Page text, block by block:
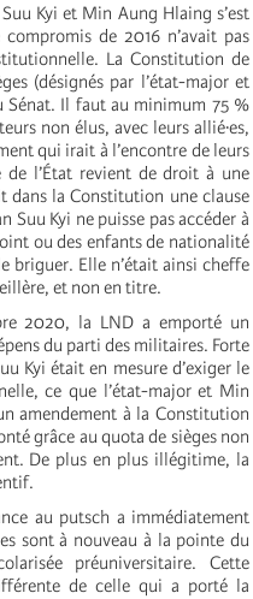
Kyi et Min Aung Hlaing s’est
de 2016 n’avait pas
La Constitution de
(désignés par l’état-major et
Sénat. Il faut au minimum 75 %
non élus, avec leurs allié·es,
qui irait à l’encontre de leurs
de l’État revient de droit à une
la Constitution une clause
Suu Kyi ne puisse pas accéder à
ou des enfants de nationalité
briguer. Elle n’était ainsi cheffe
et non en titre.
2020, la LND a emporté un
du parti des militaires. Forte
Kyi était en mesure d’exiger le
ce que l’état-major et Min
amendement à la Constitution
grâce au quota de sièges non
De plus en plus illégitime, la
au putsch a immédiatement
sont à nouveau à la pointe du
préuniversitaire. Cette
de celle qui a porté la